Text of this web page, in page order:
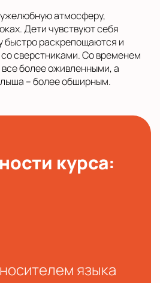
атмосферу,
Дети чувствуют себя
быстро раскрепощаются и
сверстниками. Со временем
более оживленными, а
– более обширным.
курса:
языка